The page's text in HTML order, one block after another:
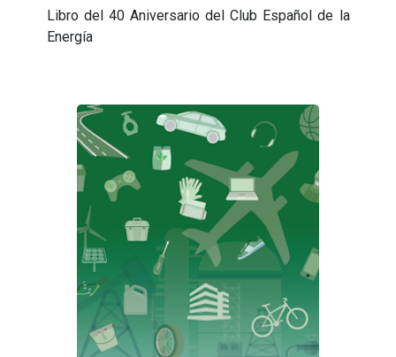
Libro del 40 Aniversario del Club Español de la
Energía